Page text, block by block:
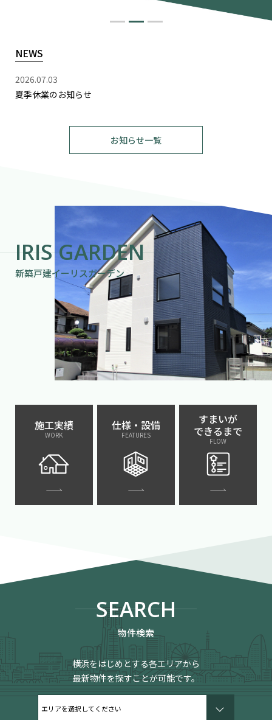
NEWS
2026.07.03
夏季休業のお知らせ
お知らせ一覧
IRIS GARDEN
新築戸建イーリスガーデン
施工実績
WORK
仕様・設備
FEATURES
すまいが
できるまで
FLOW
SEARCH
物件検索
横浜をはじめとする各エリアから
最新物件を探すことが可能です。